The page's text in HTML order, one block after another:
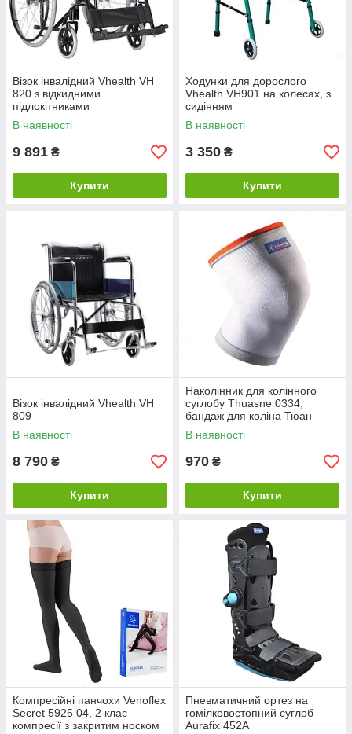
Візок інвалідний Vhealth VH
820 з відкидними
підлокітниками
В наявності
9 891 ₴
Купити
Ходунки для дорослого
Vhealth VH901 на колесах, з
сидінням
В наявності
3 350 ₴
Купити
Візок інвалідний Vhealth VH
809
В наявності
8 790 ₴
Купити
Наколінник для колінного
суглобу Thuasne 0334,
бандаж для коліна Тюан
В наявності
970 ₴
Купити
Компресійні панчохи Venoflex
Secret 5925 04, 2 клас
компресії з закритим носком
Пневматичний ортез на
гомілковостопний суглоб
Aurafix 452A